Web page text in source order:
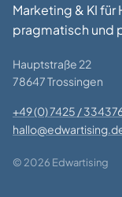
Marketing & KI
pragmatisch und
Hauptstraße 22
78647 Trossingen
+49 (0) 7425 /
© 2026 Edwartising